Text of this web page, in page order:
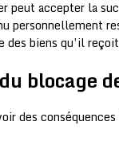
peut accepter la
personnellement
biens qu’il
blocage
des